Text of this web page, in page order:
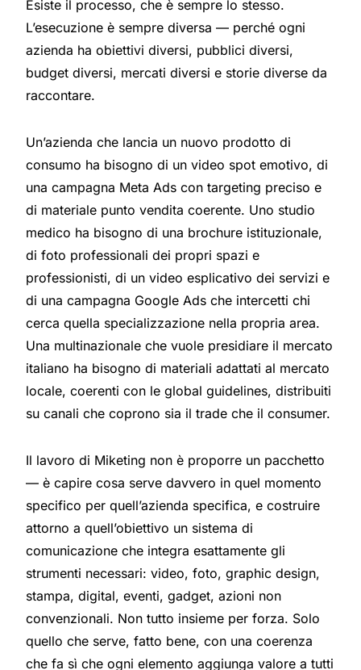
Esiste il processo, che è sempre lo stesso.
L’esecuzione è sempre diversa — perché ogni
azienda ha obiettivi diversi, pubblici diversi,
budget diversi, mercati diversi e storie diverse da
raccontare.
Un’azienda che lancia un nuovo prodotto di
consumo ha bisogno di un video spot emotivo, di
una campagna Meta Ads con targeting preciso e
di materiale punto vendita coerente. Uno studio
medico ha bisogno di una brochure istituzionale,
di foto professionali dei propri spazi e
professionisti, di un video esplicativo dei servizi e
di una campagna Google Ads che intercetti chi
cerca quella specializzazione nella propria area.
Una multinazionale che vuole presidiare il mercato
italiano ha bisogno di materiali adattati al mercato
locale, coerenti con le global guidelines, distribuiti
su canali che coprono sia il trade che il consumer.
Il lavoro di Miketing non è proporre un pacchetto
— è capire cosa serve davvero in quel momento
specifico per quell’azienda specifica, e costruire
attorno a quell’obiettivo un sistema di
comunicazione che integra esattamente gli
strumenti necessari: video, foto, graphic design,
stampa, digital, eventi, gadget, azioni non
convenzionali. Non tutto insieme per forza. Solo
quello che serve, fatto bene, con una coerenza
che fa sì che ogni elemento aggiunga valore a tutti